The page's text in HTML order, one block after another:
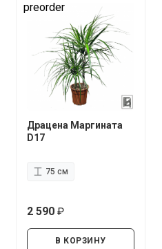
preorder
Драцена Маргината
D17
75 см
2 590
В КОРЗИНУ